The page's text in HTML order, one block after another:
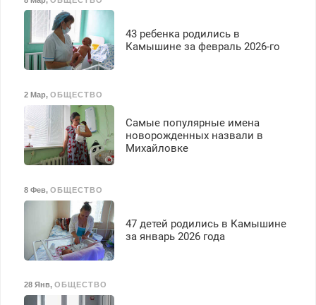
43 ребенка родились в
Камышине за февраль 2026-го
2 Мар, ОБЩЕСТВО
Самые популярные имена
новорожденных назвали в
Михайловке
8 Фев, ОБЩЕСТВО
47 детей родились в Камышине
за январь 2026 года
28 Янв, ОБЩЕСТВО